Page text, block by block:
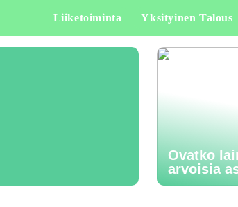
Liiketoiminta Yksityinen Talous
Ovatko
arvoisia